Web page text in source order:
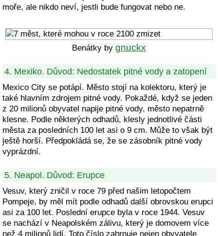
moře, ale nikdo neví, jestli bude fungovat nebo ne.
Benátky by gnuckx
4. Mexiko. Důvod: Nedostatek pitné vody a zatopení
Mexico City se potápí. Město stojí na kolektoru, který je
také hlavním zdrojem pitné vody. Pokaždé, když se jeden
z 20 milionů obyvatel napije pitné vody, město nepatrně
klesne. Podle některých odhadů, klesly jednotlivé části
města za posledních 100 let asi o 9 cm. Může to však být
ještě horší. Předpokládá se, že se zásobník pitné vody
vyprázdní.
5. Neapol. Důvod: Erupce
Vesuv, který zničil v roce 79 před našim letopočtem
Pompeje, by měl mít podle odhadů další obrovskou erupci
asi za 100 let. Poslední erupce byla v roce 1944. Vesuv
se nachází v Neapolském zálivu, který je domovem více
než 4 milionů lidí. Toto číslo zahrnuje nejen obyvatele